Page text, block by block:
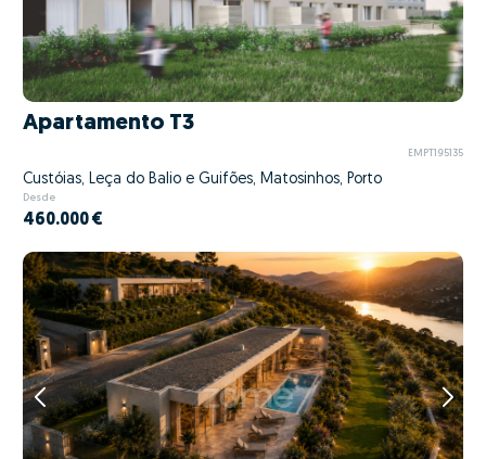
Apartamento T3
EMPT195135
Custóias, Leça do Balio e Guifões, Matosinhos, Porto
Desde
460.000 €